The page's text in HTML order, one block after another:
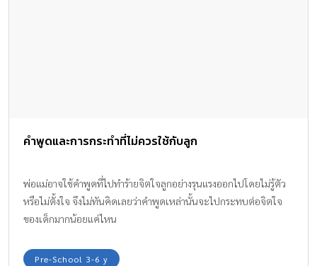
คำพูดและการกระทำที่ไม่ควรใช้กับลูก
พ่อแม่อาจใช้คำพูดที่ไปทำร้ายจิตใจลูกอย่างรุนแรงออกไปโดยไม่รู้ตัว
หรือไม่ตั้งใจ จึงไม่ทันคิดเลยว่าคำพูดเหล่านั้นจะไปกระทบต่อจิตใจ
ของเด็กมากน้อยแค่ไหน
Pre-School 3-6 y